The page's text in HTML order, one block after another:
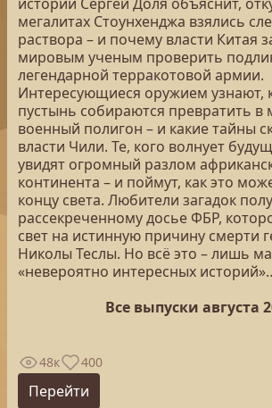
мегалитах Стоунхенджа взялись
раствора – и почему власти Китая
мировым ученым проверить
легендарной терракотовой армии.
Интересующиеся оружием узнают,
пустынь собираются превратить
военный полигон – и какие тайны
власти Чили. Те, кого волнует
увидят огромный разлом
континента – и поймут, как это
концу света. Любители загадок
рассекреченному досье ФБР,
свет на истинную причину смерти
Николы Теслы. Но всё это – лишь
«невероятно интересных
Все выпуски августа
48к 400
Перейти